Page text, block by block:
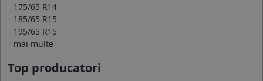
175/65 R14
185/65 R15
195/65 R15
mai multe
Top producatori